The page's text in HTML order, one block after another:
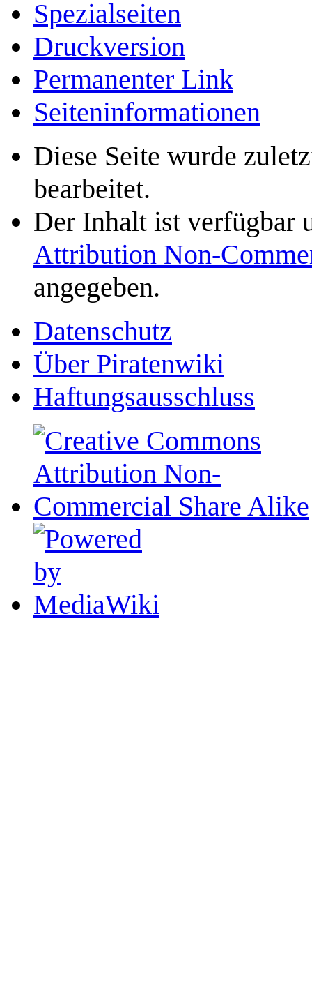
Spezialseiten
Druckversion
Permanenter Link
Seiten­­informationen
Diese Seite wurde
bearbeitet.
Der Inhalt ist verfügbar
Attribution Non-
angegeben.
Datenschutz
Über Piratenwiki
Haftungsausschluss